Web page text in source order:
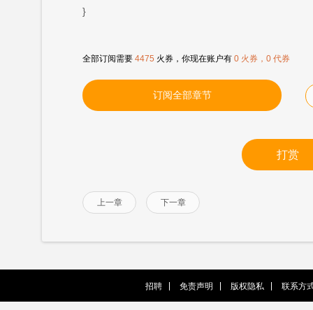
}
全部订阅需要 4475 火券，你现在账户有 0 火券，0 代券
订阅全部章节
打赏
上一章 下一章
招聘 免责声明 版权隐私 联系方